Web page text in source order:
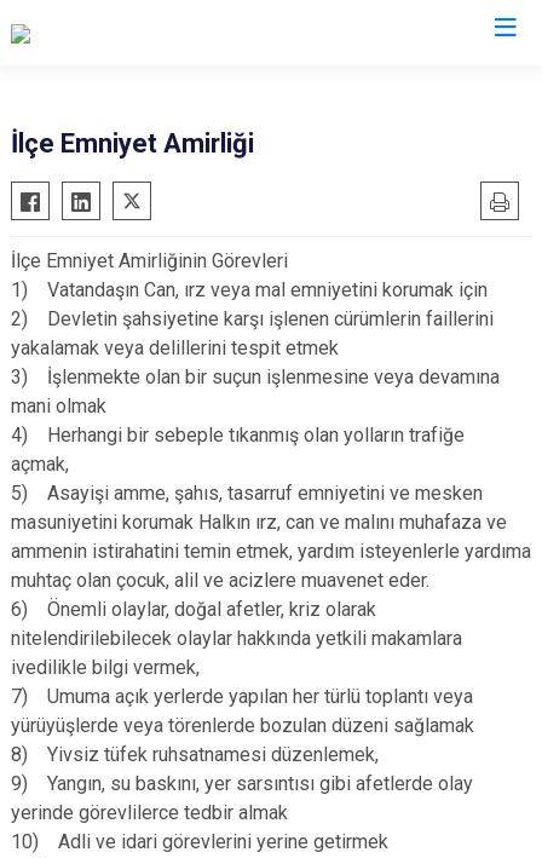
Atabey
Eğirdir
Gelendost
Gönen
Keçiborlu
Şarkikaraağaç
Uluborlu
Yalvaç
Yenişarbademli
Aksu
İlçe Emniyet Amirliği
İlçe Emniyet Amirliğinin Görevleri
1) Vatandaşın Can, ırz veya mal emniyetini korumak için
2) Devletin şahsiyetine karşı işlenen cürümlerin faillerini
yakalamak veya delillerini tespit etmek
3) İşlenmekte olan bir suçun işlenmesine veya devamına
mani olmak
4) Herhangi bir sebeple tıkanmış olan yolların trafiğe
açmak,
5) Asayişi amme, şahıs, tasarruf emniyetini ve mesken
masuniyetini korumak Halkın ırz, can ve malını muhafaza ve
ammenin istirahatini temin etmek, yardım isteyenlerle yardıma
muhtaç olan çocuk, alil ve acizlere muavenet eder.
6) Önemli olaylar, doğal afetler, kriz olarak
nitelendirilebilecek olaylar hakkında yetkili makamlara
ivedilikle bilgi vermek,
7) Umuma açık yerlerde yapılan her türlü toplantı veya
yürüyüşlerde veya törenlerde bozulan düzeni sağlamak
8) Yivsiz tüfek ruhsatnamesi düzenlemek,
9) Yangın, su baskını, yer sarsıntısı gibi afetlerde olay
yerinde görevlilerce tedbir almak
10) Adli ve idari görevlerini yerine getirmek